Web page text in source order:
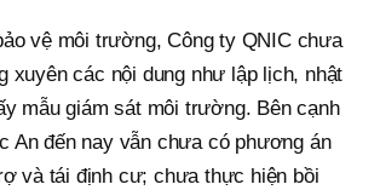
vệ môi trường, Công ty QNIC chưa
xuyên các nội dung như lập lịch, nhật
mẫu giám sát môi trường. Bên cạnh
An đến nay vẫn chưa có phương án
và tái định cư; chưa thực hiện bồi